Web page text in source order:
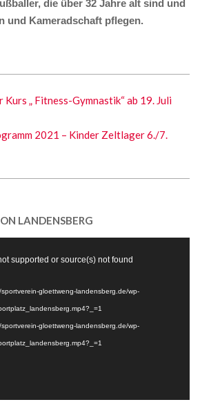
die über 32 Jahre alt sind und
und Kameradschaft pflegen.
Kurs „ Fitness-Gymnastik“ ab 19. Juli
2021 – Kinder Zeltlager 6./7.
LANDENSBERG
supported or source(s) not found
gloettweng-landensberg.de/wp-
gloettweng-landensberg.de/wp-